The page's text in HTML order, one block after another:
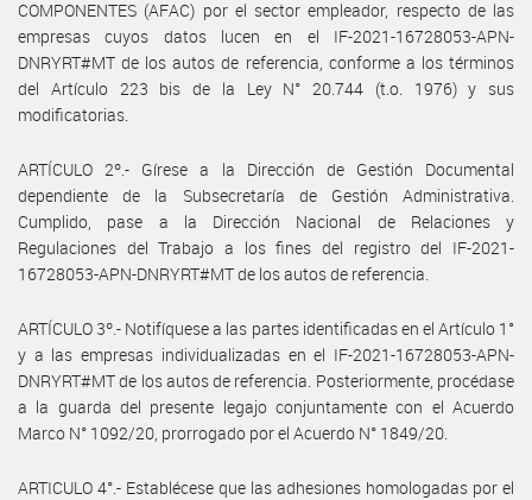
COMPONENTES (AFAC) por el sector empleador, respecto de las
empresas cuyos datos lucen en el IF-2021-16728053-APN-
DNRYRT#MT de los autos de referencia, conforme a los términos
del Artículo 223 bis de la Ley N° 20.744 (t.o. 1976) y sus
modificatorias.
ARTÍCULO 2º.- Gírese a la Dirección de Gestión Documental
dependiente de la Subsecretaría de Gestión Administrativa.
Cumplido, pase a la Dirección Nacional de Relaciones y
Regulaciones del Trabajo a los fines del registro del IF-2021-
16728053-APN-DNRYRT#MT de los autos de referencia.
ARTÍCULO 3º.- Notifíquese a las partes identificadas en el Artículo 1°
y a las empresas individualizadas en el IF-2021-16728053-APN-
DNRYRT#MT de los autos de referencia. Posteriormente, procédase
a la guarda del presente legajo conjuntamente con el Acuerdo
Marco N° 1092/20, prorrogado por el Acuerdo N° 1849/20.
ARTICULO 4°.- Establécese que las adhesiones homologadas por el